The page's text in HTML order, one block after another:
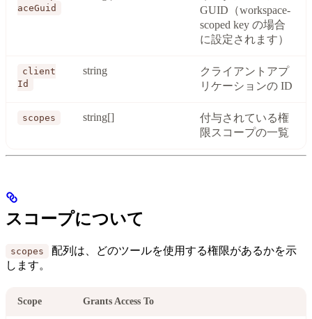
aceGuid
GUID（workspace-
scoped key の場合
に設定されます）
client
Id
string
クライアントアプ
リケーションの ID
scopes string[]
付与されている権
限スコープの一覧
スコープについて
scopes
配列は、どのツールを使用する権限があるかを示
します。
Scope Grants Access To